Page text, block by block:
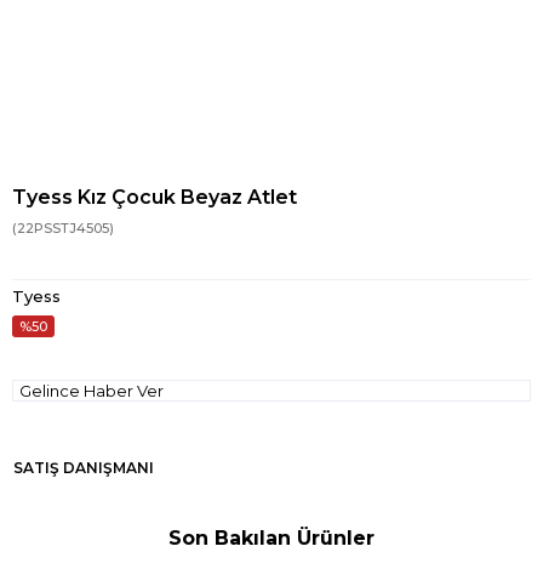
Tyess Kız Çocuk Beyaz Atlet
(22PSSTJ4505)
Tyess
50
Gelince Haber Ver
SATIŞ DANIŞMANI
Son Bakılan Ürünler